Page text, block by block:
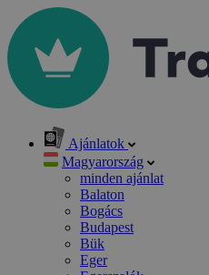
Ajánlatok
Magyarország
minden ajánlat
Balaton
Bogács
Budapest
Bük
Eger